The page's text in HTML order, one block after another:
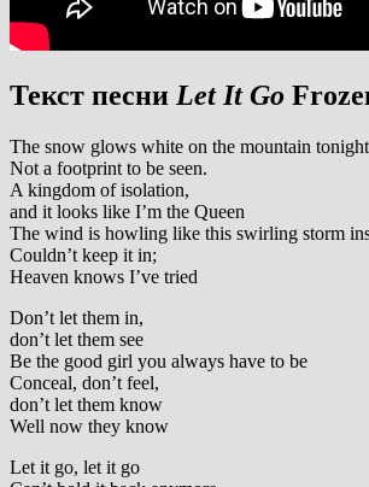
Текст песни Let It Go
The snow glows white on the mountain tonight
Not a footprint to be seen.
A kingdom of isolation,
and it looks like I’m the Queen
The wind is howling like this swirling storm
Couldn’t keep it in;
Heaven knows I’ve tried
Don’t let them in,
don’t let them see
Be the good girl you always have to be
Conceal, don’t feel,
don’t let them know
Well now they know
Let it go, let it go